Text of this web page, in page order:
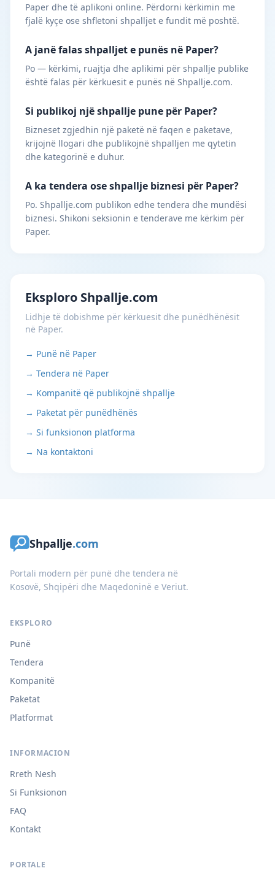
Paper dhe të aplikoni online. Përdorni kërkimin me
fjalë kyçe ose shfletoni shpalljet e fundit më poshtë.
A janë falas shpalljet e punës në Paper?
Po — kërkimi, ruajtja dhe aplikimi për shpallje publike
është falas për kërkuesit e punës në Shpallje.com.
Si publikoj një shpallje pune për Paper?
Bizneset zgjedhin një paketë në faqen e paketave,
krijojnë llogari dhe publikojnë shpalljen me qytetin
dhe kategorinë e duhur.
A ka tendera ose shpallje biznesi për Paper?
Po. Shpallje.com publikon edhe tendera dhe mundësi
biznesi. Shikoni seksionin e tenderave me kërkim për
Paper.
Eksploro Shpallje.com
Lidhje të dobishme për kërkuesit dhe punëdhënësit
në Paper.
→ Punë në Paper
→ Tendera në Paper
→ Kompanitë që publikojnë shpallje
→ Paketat për punëdhënës
→ Si funksionon platforma
→ Na kontaktoni
Shpallje.com
Portali modern për punë dhe tendera në
Kosovë, Shqipëri dhe Maqedoninë e Veriut.
EKSPLORO
Punë
Tendera
Kompanitë
Paketat
Platformat
INFORMACION
Rreth Nesh
Si Funksionon
FAQ
Kontakt
PORTALE